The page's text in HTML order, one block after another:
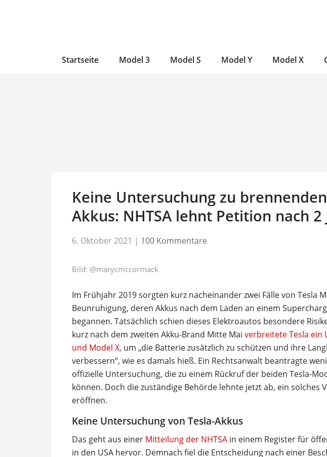
Startseite Model 3 Model S Model Y Model X
Keine Untersuchung zu
Akkus: NHTSA lehnt Petition nach 2
6. Oktober 2021 | 100 Kommentare
Bild: @marycmccormack
Im Frühjahr 2019 sorgten kurz nacheinander zwei Fälle von Tesla
Beunruhigung, deren Akkus nach dem Laden an einem
begannen. Tatsächlich schien dieses Elektroautos besondere
kurz nach dem zweiten Akku-Brand Mitte Mai verbreitete Tesla ein
und Model X, um „die Batterie zusätzlich zu schützen und ihre
verbessern“, wie es damals hieß. Ein Rechtsanwalt beantragte
offizielle Untersuchung, die zu einem Rückruf der beiden Tesla-
können. Doch die zuständige Behörde lehnte jetzt ab, ein solches
eröffnen.
Keine Untersuchung von Tesla-Akkus
Das geht aus einer Mitteilung der NHTSA in einem Register für
in den USA hervor. Demnach fiel die Entscheidung nach einer